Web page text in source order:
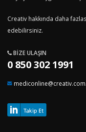
Creativ hakkında daha
edebilirsiniz.
BIZE ULAŞIN
0 850 302 1991